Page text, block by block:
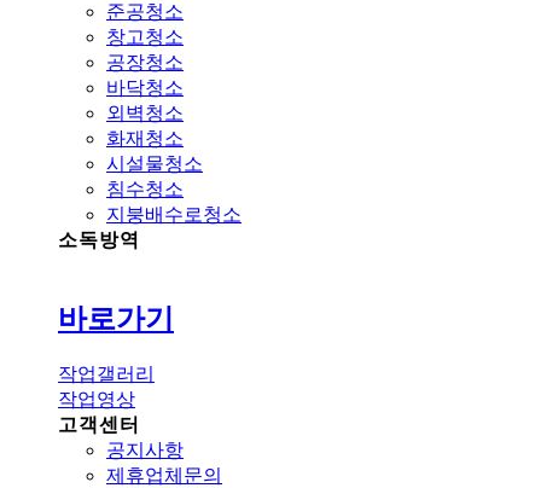
준공청소
창고청소
공장청소
바닥청소
외벽청소
화재청소
시설물청소
침수청소
지붕배수로청소
소독방역
바로가기
작업갤러리
작업영상
고객센터
공지사항
제휴업체문의